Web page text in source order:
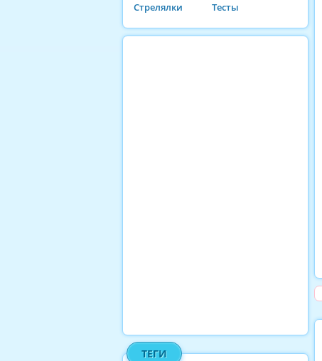
Стрелялки
Тесты
ТЕГИ